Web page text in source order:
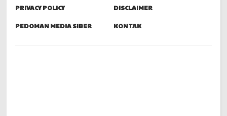
PRIVACY POLICY DISCLAIMER
PEDOMAN MEDIA SIBER KONTAK